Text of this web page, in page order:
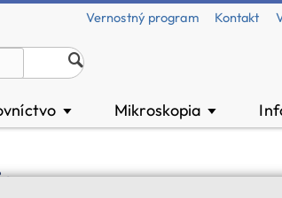
Vernostný program Kontakt
▼ Mikroskopia ▼